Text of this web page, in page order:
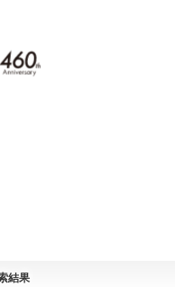
結果